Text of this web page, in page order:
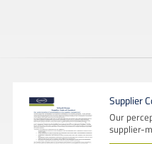
Supplier
Our
supplier-